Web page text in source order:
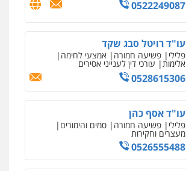
0506355388
חליל ביאדי – משרד עורכי דין
פלילי דיני תעבורה מעצרים וחקירות
פשיעה חמורה אסירים
0509636895
עו"ד איהאב זבידאת
פלילי פשיעה חמורה ארגוני פשע עבירות
המתה עבירות מין
0509930581